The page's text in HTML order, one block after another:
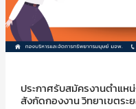
ประกาศรับสมัครงานตำแ
สังกัดกองงาน วิทยาเขตระ